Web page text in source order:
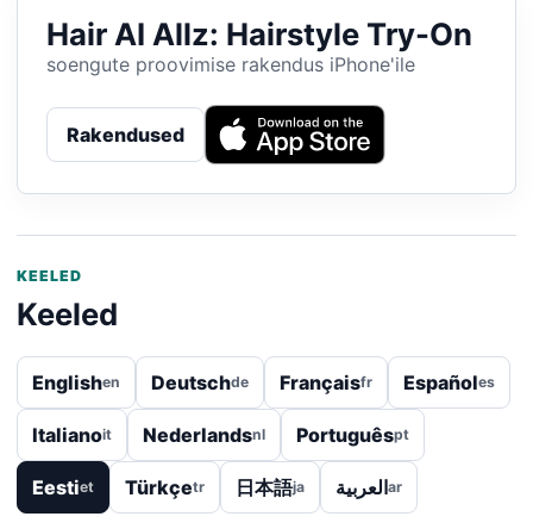
Hair AI Allz: Hairstyle Try-On
soengute proovimise rakendus iPhone'ile
Rakendused
KEELED
Keeled
Englishen Deutschde Françaisfr Españoles
Italianoit Nederlandsnl Portuguêspt
Eestiet Türkçetr 日本語ja العربيةar